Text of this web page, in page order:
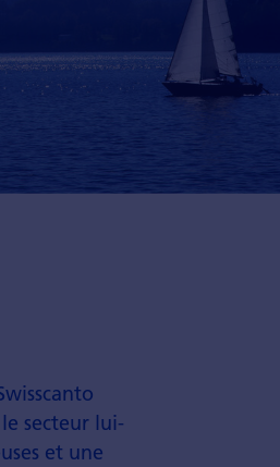
secteur lui-
et une